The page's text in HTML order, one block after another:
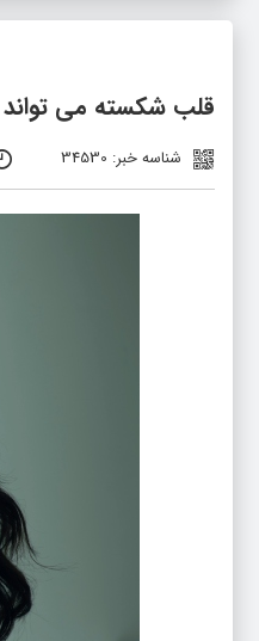
قلب شکسته می‌
شناسه خبر: 34530